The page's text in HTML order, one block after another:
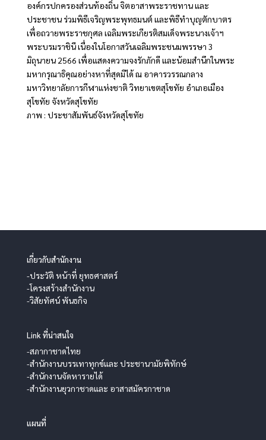
องค์กรปกครองส่วนท้องถิ่น จิตอาสาพระราชทาน และ
ประชาชน ร่วมพิธีเจริญพระพุทธมนต์ และพิธีทำบุญตักบาตร
เพื่อถวายพระราชกุศล เฉลิมพระเกียรติสมเด็จพระนางเจ้าฯ
พระบรมราชินี เนื่องในโอกาสวันเฉลิมพระชนมพรรษา 3
มิถุนายน 2566 เพื่อแสดงความจงรักภักดี และน้อมสำนึกในพระ
มหากรุณาธิคุณอย่างหาที่สุดมิได้ ณ อาคารวรรณกลาง
มหาวิทยาลัยการกีฬาแห่งชาติ วิทยาเขตสุโขทัย อำเภอเมือง
สุโขทัย จังหวัดสุโขทัย
ภาพ : ประชาสัมพันธ์จังหวัดสุโขทัย
เกี่ยวกับสำนักงาน
-ประวัติ หน้าที่ ยุทธศาสตร์
-โครงสร้างสำนักงาน
-วิสัยทัศน์ พันธกิจ
Link ที่น่าสนใจ
-สภากาชาดไทย
-สำนักงานบรรเทาทุกข์และ ประชานามัยพิทักษ์
-สำนักงานจัดหารายได้
-สำนักงานยุวกาชาดและ อาสาสมัครกาชาด
แผนที่